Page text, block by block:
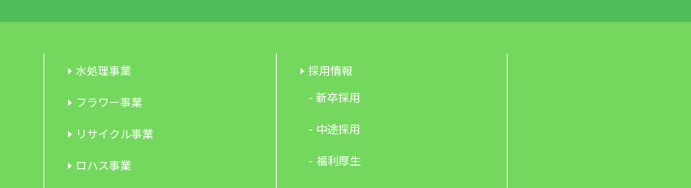
水処理事業
フラワー事業
リサイクル事業
ロハス事業
採用情報
新卒採用
中途採用
福利厚生